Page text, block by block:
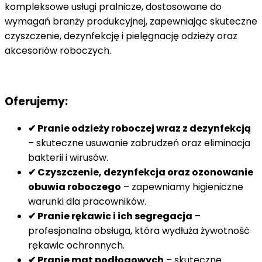
kompleksowe usługi pralnicze, dostosowane do
wymagań branży produkcyjnej, zapewniając skuteczne
czyszczenie, dezynfekcję i pielęgnację odzieży oraz
akcesoriów roboczych.
Oferujemy:
✔ Pranie odzieży roboczej wraz z dezynfekcją
– skuteczne usuwanie zabrudzeń oraz eliminacja
bakterii i wirusów.
✔ Czyszczenie, dezynfekcja oraz ozonowanie
obuwia roboczego – zapewniamy higieniczne
warunki dla pracowników.
✔ Pranie rękawic i ich segregacja –
profesjonalna obsługa, która wydłuża żywotność
rękawic ochronnych.